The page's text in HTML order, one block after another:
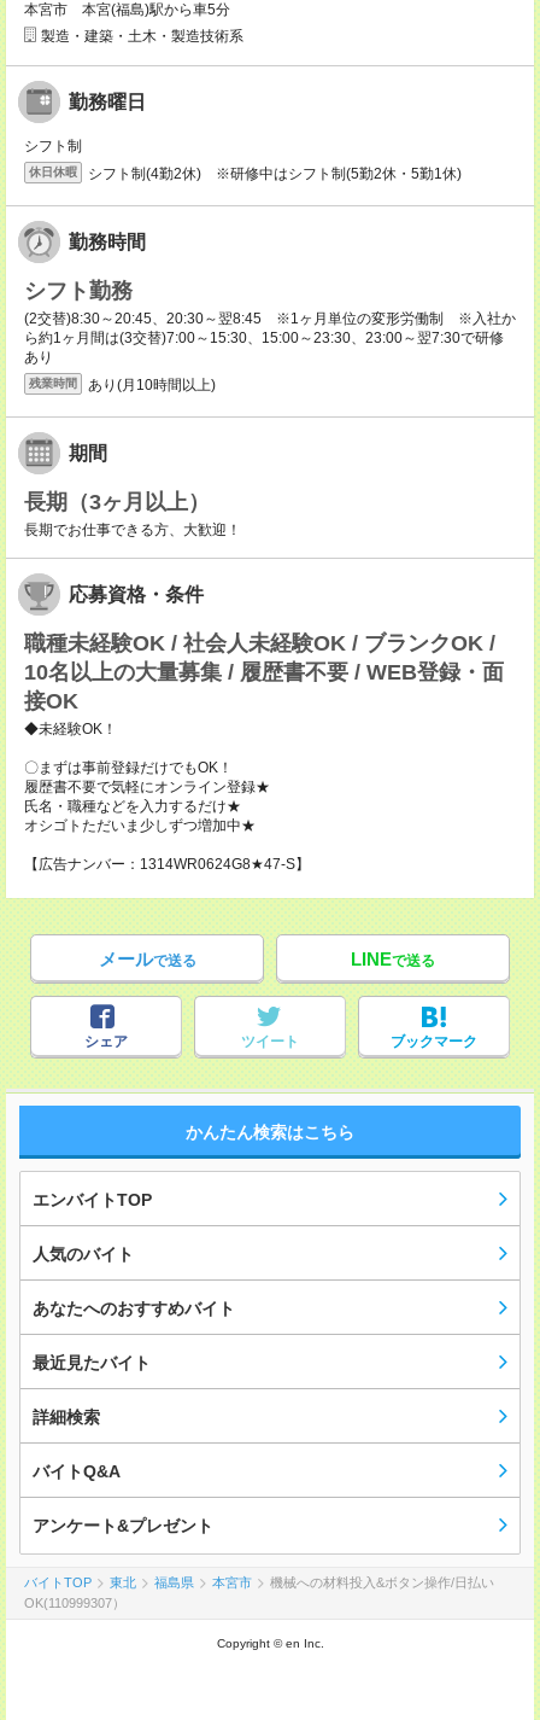
本宮市 本宮(福島)駅から車5分
製造・建築・土木・製造技術系
勤務曜日
シフト制
休日休暇 シフト制(4勤2休) ※研修中はシフト制(5勤2休・5勤1休)
勤務時間
シフト勤務
(2交替)8:30～20:45、20:30～翌8:45 ※1ヶ月単位の変形労働制 ※入社か
ら約1ヶ月間は(3交替)7:00～15:30、15:00～23:30、23:00～翌7:30で研修
あり
残業時間 あり(月10時間以上)
期間
長期（3ヶ月以上）
長期でお仕事できる方、大歓迎！
応募資格・条件
職種未経験OK / 社会人未経験OK / ブランクOK /
10名以上の大量募集 / 履歴書不要 / WEB登録・面
接OK
◆未経験OK！
〇まずは事前登録だけでもOK！
履歴書不要で気軽にオンライン登録★
氏名・職種などを入力するだけ★
オシゴトただいま少しずつ増加中★
【広告ナンバー：1314WR0624G8★47-S】
メールで送る LINEで送る
シェア ツイート ブックマーク
かんたん検索はこちら
エンバイトTOP
人気のバイト
あなたへのおすすめバイト
最近見たバイト
詳細検索
バイトQ&A
アンケート&プレゼント
バイトTOP 東北 福島県 本宮市
機械への材料投入&ボタン操作/日払い
OK(110999307）
Copyright © en Inc.